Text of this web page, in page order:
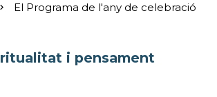
El Programa de l'any de celebració
i pensament